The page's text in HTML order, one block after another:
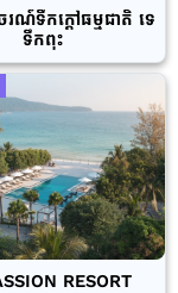
ណ៍ទឹកក្តៅធម្មជាតិ ទេ
ទឹកពុះ
RESORT